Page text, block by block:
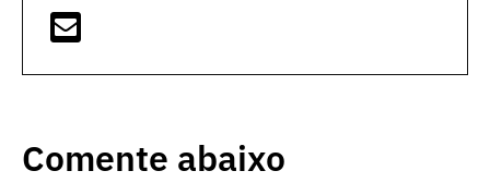
Comente abaixo